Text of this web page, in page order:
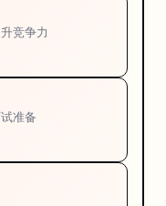
竞争力
准备